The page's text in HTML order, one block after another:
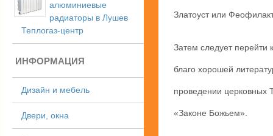
алюминиевые
радиаторы в Лушев
Теплогаз-центр
ИНФОРМАЦИЯ
Дизайн и мебель
Двери, окна
Златоуст или
Затем следует
благо хорошей
проведении церковных
«Законе Божьем».